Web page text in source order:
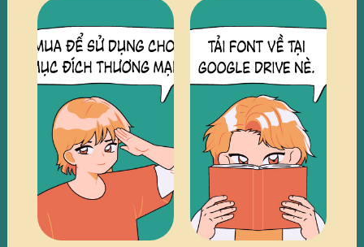
TRUY
CẬP
TRUY
CẬP